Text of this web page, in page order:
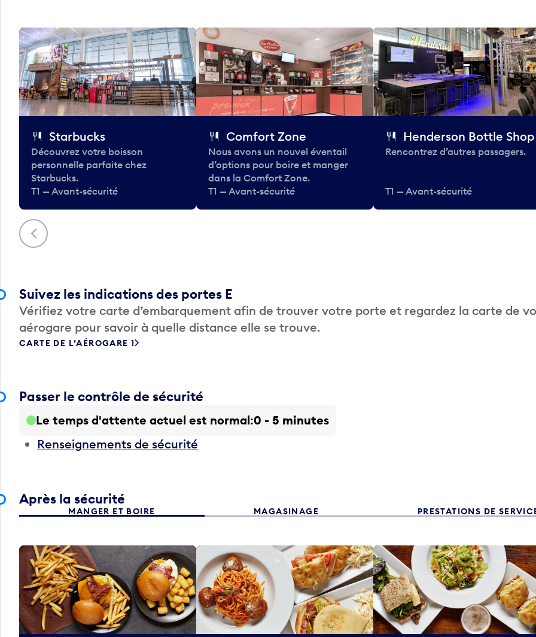
Précédent
Starbucks
Découvrez votre boisson
personnelle parfaite chez
Starbucks.
T1 — Avant-sécurité
Comfort Zone
Nous avons un nouvel éventail
d’options pour boire et manger
dans la Comfort Zone.
T1 — Avant-sécurité
Henderson Bottle Shop
Rencontrez d’autres passagers.
T1 — Avant-sécurité
Suivez les indications des portes E
Vérifiez votre carte d’embarquement afin de trouver votre porte et regardez la carte de
aérogare pour savoir à quelle distance elle se trouve.
CARTE DE L’AÉROGARE 1
Passer le contrôle de sécurité
Le temps d'attente actuel est normal 0 - 5 minutes
Renseignements de sécurité
Après la sécurité
MANGER ET BOIRE MAGASINAGE PRESTATIONS DE